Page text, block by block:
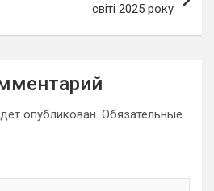
світі 2025 року
опубликован. Обязательные